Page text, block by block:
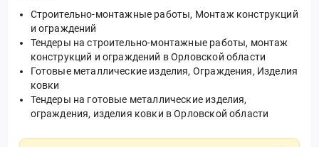
Строительно-монтажные работы, Монтаж конструкций
и ограждений
Тендеры на строительно-монтажные работы, монтаж
конструкций и ограждений в Орловской области
Готовые металлические изделия, Ограждения, Изделия
ковки
Тендеры на готовые металлические изделия,
ограждения, изделия ковки в Орловской области